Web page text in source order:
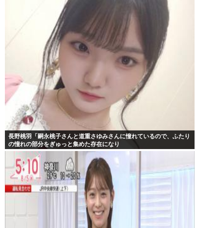
長野桃羽「嗣永桃子さんと道重さゆみさんに憧れているので、ふたり
の憧れの部分をぎゅっと集めた存在になり